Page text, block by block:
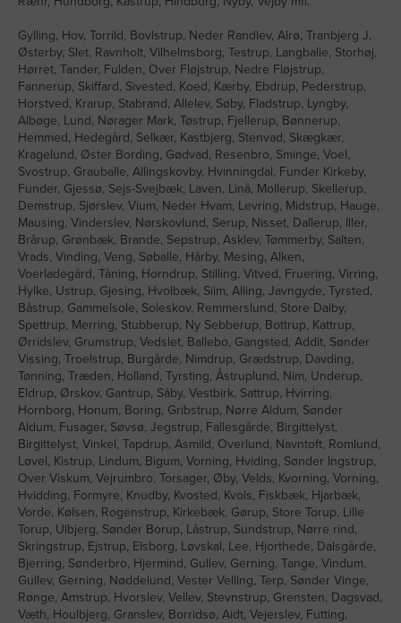
Gylling, Hov, Torrild, Bovlstrup, Neder Randlev, Alrø, Tranbjerg J,
Østerby, Slet, Ravnholt, Vilhelmsborg, Testrup, Langballe, Storhøj,
Hørret, Tander, Fulden, Over Fløjstrup, Nedre Fløjstrup,
Fannerup, Skiffard, Sivested, Koed, Kærby, Ebdrup, Pederstrup,
Horstved, Krarup, Stabrand, Allelev, Søby, Fladstrup, Lyngby,
Albøge, Lund, Nørager Mark, Tøstrup, Fjellerup, Bønnerup,
Hemmed, Hedegård, Selkær, Kastbjerg, Stenvad, Skægkær,
Kragelund, Øster Bording, Gødvad, Resenbro, Sminge, Voel,
Svostrup, Grauballe, Allingskovby, Hvinningdal, Funder Kirkeby,
Funder, Gjessø, Sejs-Svejbæk, Laven, Linå, Mollerup, Skellerup,
Demstrup, Sjørslev, Vium, Neder Hvam, Levring, Midstrup, Hauge,
Mausing, Vinderslev, Nørskovlund, Serup, Nisset, Dallerup, Iller,
Brårup, Grønbæk, Brande, Sepstrup, Asklev, Tømmerby, Salten,
Vrads, Vinding, Veng, Søballe, Hårby, Mesing, Alken,
Voerladegård, Tåning, Horndrup, Stilling, Vitved, Fruering, Virring,
Hylke, Ustrup, Gjesing, Hvolbæk, Siim, Alling, Javngyde, Tyrsted,
Båstrup, Gammelsole, Soleskov, Remmerslund, Store Dalby,
Spettrup, Merring, Stubberup, Ny Sebberup, Bottrup, Kattrup,
Ørridslev, Grumstrup, Vedslet, Ballebo, Gangsted, Addit, Sønder
Vissing, Troelstrup, Burgårde, Nimdrup, Grædstrup, Davding,
Tønning, Træden, Holland, Tyrsting, Åstruplund, Nim, Underup,
Eldrup, Ørskov, Gantrup, Såby, Vestbirk, Sattrup, Hvirring,
Hornborg, Honum, Boring, Gribstrup, Nørre Aldum, Sønder
Aldum, Fusager, Søvsø, Jegstrup, Fallesgårde, Birgittelyst,
Birgittelyst, Vinkel, Tapdrup, Asmild, Overlund, Navntoft, Romlund,
Løvel, Kistrup, Lindum, Bigum, Vorning, Hviding, Sønder Ingstrup,
Over Viskum, Vejrumbro, Torsager, Øby, Velds, Kvorning, Vorning,
Hvidding, Formyre, Knudby, Kvosted, Kvols, Fiskbæk, Hjarbæk,
Vorde, Kølsen, Rogenstrup, Kirkebæk, Gørup, Store Torup, Lille
Torup, Ulbjerg, Sønder Borup, Låstrup, Sundstrup, Nørre rind,
Skringstrup, Ejstrup, Elsborg, Løvskal, Lee, Hjorthede, Dalsgårde,
Bjerring, Sønderbro, Hjermind, Gullev, Gerning, Tange, Vindum,
Gullev, Gerning, Nøddelund, Vester Velling, Terp, Sønder Vinge,
Rønge, Amstrup, Hvorslev, Vellev, Stevnstrup, Grensten, Dagsvad,
Væth, Houlbjerg, Granslev, Borridsø, Aidt, Vejerslev, Futting,